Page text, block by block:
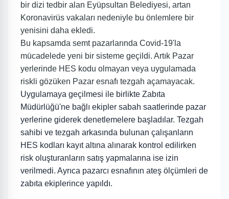
bir dizi tedbir alan Eyüpsultan Belediyesi, artan
Koronavirüs vakaları nedeniyle bu önlemlere bir
yenisini daha ekledi.
Bu kapsamda semt pazarlarında Covid-19'la
mücadelede yeni bir sisteme geçildi. Artık Pazar
yerlerinde HES kodu olmayan veya uygulamada
riskli gözüken Pazar esnafı tezgah açamayacak.
Uygulamaya geçilmesi ile birlikte Zabıta
Müdürlüğü'ne bağlı ekipler sabah saatlerinde pazar
yerlerine giderek denetlemelere başladılar. Tezgah
sahibi ve tezgah arkasında bulunan çalışanların
HES kodları kayıt altına alınarak kontrol edilirken
risk oluşturanların satış yapmalarına ise izin
verilmedi. Ayrıca pazarcı esnafının ateş ölçümleri de
zabıta ekiplerince yapıldı.